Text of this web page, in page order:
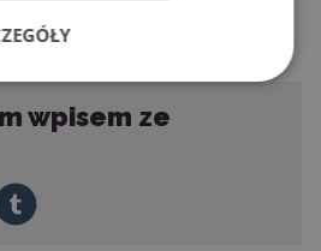
na produkty We R Memory
do złoceń serię Foil Quill.
wpisem ze